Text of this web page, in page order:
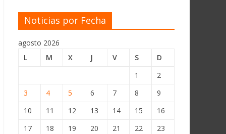
Noticias por Fecha
agosto 2026
L
M X J V S
D
1
2
3
4 5 6 7 8
9
10
11 12 13 14 15
16
17
18 19 20 21 22
23